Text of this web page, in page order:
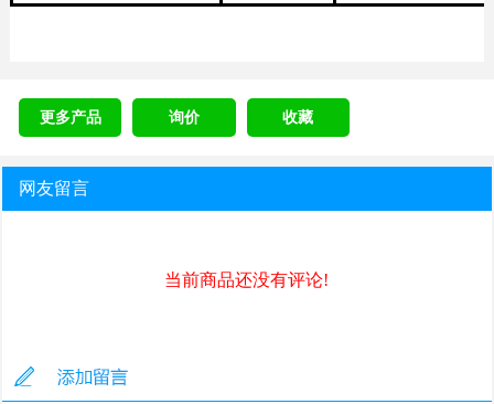
更多产品 询价 收藏
网友留言
当前商品还没有评论!